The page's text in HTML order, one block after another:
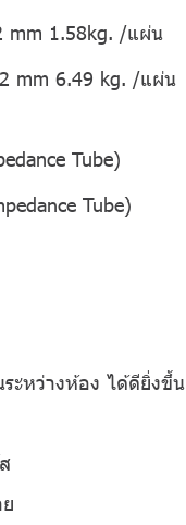
mm 1.58kg. /แผ่น
mm 6.49 kg. /แผ่น
Tube)
Tube)
ะหว่างห้อง ได้ดียิ่งขึ้น